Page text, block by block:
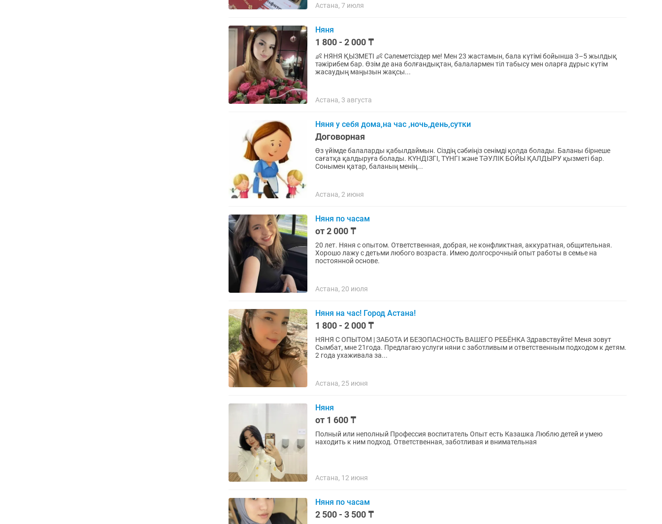
Астана, 7 июля
Няня
1 800 - 2 000 ₸
👶 НЯНЯ ҚЫЗМЕТІ 👶 Сәлеметсіздер ме! Мен 23 жастамын, бала күтімі бойынша 3–5 жылдық
тәжірибем бар. Өзім де ана болғандықтан, балалармен тіл табысу мен оларға дұрыс күтім
жасаудың маңызын жақсы...
Астана, 3 августа
Няня у себя дома,на час ,ночь,день,сутки
Договорная
Өз үйімде балаларды қабылдаймын. Сіздің сәбиіңіз сенімді қолда болады. Баланы бірнеше
сағатқа қалдыруға болады. КҮНДІЗГІ, ТҮНГІ және ТӘУЛІК БОЙЫ ҚАЛДЫРУ қызметі бар.
Сонымен қатар, баланың менің...
Астана, 2 июня
Няня по часам
от 2 000 ₸
20 лет. Няня с опытом. Ответственная, добрая, не конфликтная, аккуратная, общительная.
Хорошо лажу с детьми любого возраста. Имею долгосрочный опыт работы в семье на
постоянной основе.
Астана, 20 июля
Няня на час! Город Астана!
1 800 - 2 000 ₸
НЯНЯ С ОПЫТОМ | ЗАБОТА И БЕЗОПАСНОСТЬ ВАШЕГО РЕБЁНКА Здравствуйте! Меня зовут
Сымбат, мне 21года. Предлагаю услуги няни с заботливым и ответственным подходом к детям.
2 года ухаживала за...
Астана, 25 июня
Няня
от 1 600 ₸
Полный или неполный Профессия воспитатель Опыт есть Казашка Люблю детей и умею
находить к ним подход. Ответственная, заботливая и внимательная
Астана, 12 июня
Няня по часам
2 500 - 3 500 ₸